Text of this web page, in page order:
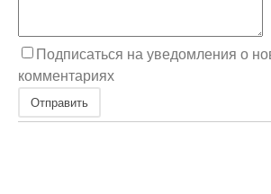
Подписаться на уведомления о
комментариях
Отправить